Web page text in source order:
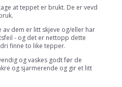
at teppet er brukt. De er vevd
av dem er litt skjeve og/eller har
- og det er nettopp dette
finne to like tepper.
og vaskes godt før de
og sjarmerende og gir et litt